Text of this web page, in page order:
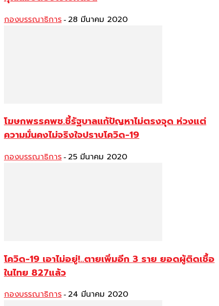
กองบรรณาธิการ - 28 มีนาคม 2020
โฆษกพรรคพช.ชี้รัฐบาลแก้ปัญหาไม่ตรงจุด ห่วงแต่
ความมั่นคงไม่จริงใจปราบโควิด-19
กองบรรณาธิการ - 25 มีนาคม 2020
โควิด-19 เอาไม่อยู่!..ตายเพิ่มอีก 3 ราย ยอดผู้ติดเชื้อ
ในไทย 827แล้ว
กองบรรณาธิการ - 24 มีนาคม 2020